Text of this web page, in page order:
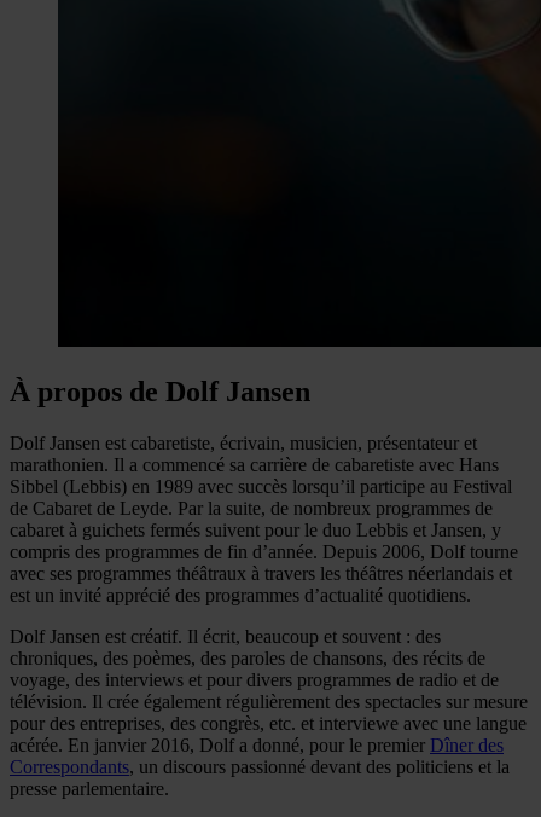
À propos de Dolf Jansen
Dolf Jansen est cabaretiste, écrivain, musicien, présentateur et
marathonien. Il a commencé sa carrière de cabaretiste avec Hans
Sibbel (Lebbis) en 1989 avec succès lorsqu’il participe au Festival
de Cabaret de Leyde. Par la suite, de nombreux programmes de
cabaret à guichets fermés suivent pour le duo Lebbis et Jansen, y
compris des programmes de fin d’année. Depuis 2006, Dolf tourne
avec ses programmes théâtraux à travers les théâtres néerlandais et
est un invité apprécié des programmes d’actualité quotidiens.
Dolf Jansen est créatif. Il écrit, beaucoup et souvent : des
chroniques, des poèmes, des paroles de chansons, des récits de
voyage, des interviews et pour divers programmes de radio et de
télévision. Il crée également régulièrement des spectacles sur mesure
pour des entreprises, des congrès, etc. et interviewe avec une langue
acérée. En janvier 2016, Dolf a donné, pour le premier Dîner des
Correspondants, un discours passionné devant des politiciens et la
presse parlementaire.